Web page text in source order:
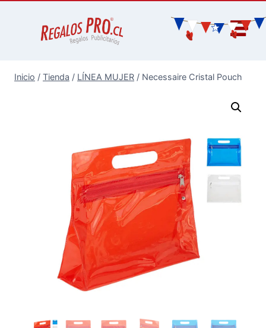
Inicio / Tienda / LÍNEA MUJER / Necessaire Cristal Pouch